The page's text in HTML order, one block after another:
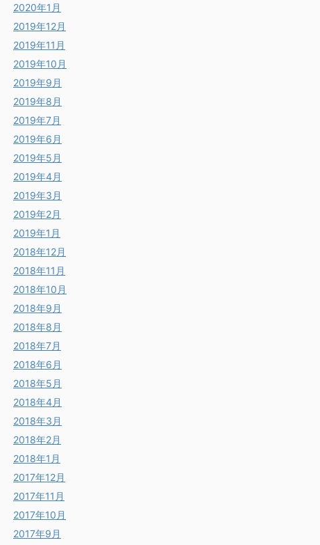
2020年1月
2019年12月
2019年11月
2019年10月
2019年9月
2019年8月
2019年7月
2019年6月
2019年5月
2019年4月
2019年3月
2019年2月
2019年1月
2018年12月
2018年11月
2018年10月
2018年9月
2018年8月
2018年7月
2018年6月
2018年5月
2018年4月
2018年3月
2018年2月
2018年1月
2017年12月
2017年11月
2017年10月
2017年9月